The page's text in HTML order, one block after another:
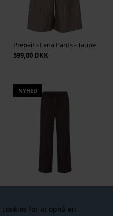
for at opnå en
Prepair - Lena Pants - Taupe
599,00 DKK
NYHED